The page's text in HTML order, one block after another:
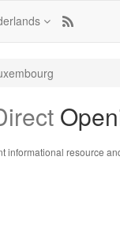
informational resource